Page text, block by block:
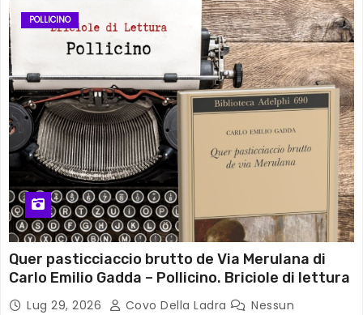
POLLICINO
Quer pasticciaccio brutto de Via Merulana di
Carlo Emilio Gadda – Pollicino. Briciole di lettura
Lug 29, 2026 Covo Della Ladra
Nessun